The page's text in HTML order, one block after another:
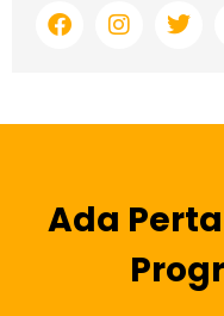
F
a
o
I
n
g
m
T
w
e
Ada